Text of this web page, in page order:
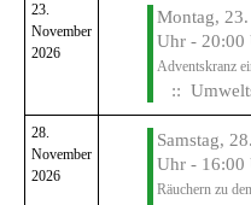
23.
November
2026
Montag,
Uhr - 20:00
Adventskranz
::
28.
November
2026
Samstag,
Uhr - 16:00
Räuchern zu